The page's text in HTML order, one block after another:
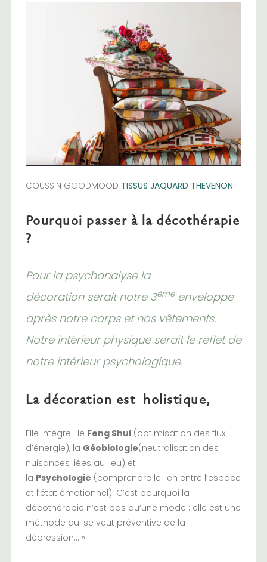
COUSSIN GOODMOOD TISSUS JAQUARD THEVENON.
Pourquoi passer à la décothérapie
?
Pour la psychanalyse la
décoration serait notre 3èmeenveloppe
après notre corps et nos vêtements.
Notre intérieur physique serait le reflet de
notre intérieur psychologique.
La décoration est holistique,
Elle intègre : le Feng Shui(optimisation des flux
d’énergie), la Géobiologie(neutralisation des
nuisances liées au lieu) et
la Psychologie (comprendre le lien entre l’espace
et l’état émotionnel). C’est pourquoi la
décothérapie n’est pas qu’une mode : elle est une
méthode qui se veut préventive de la
dépression… »